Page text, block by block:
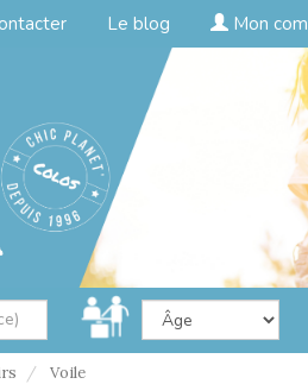
Le blog Mon
Voile